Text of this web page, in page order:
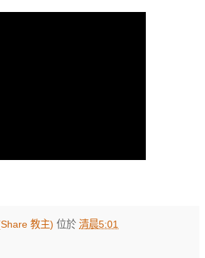
教主) 位於 清晨5:01